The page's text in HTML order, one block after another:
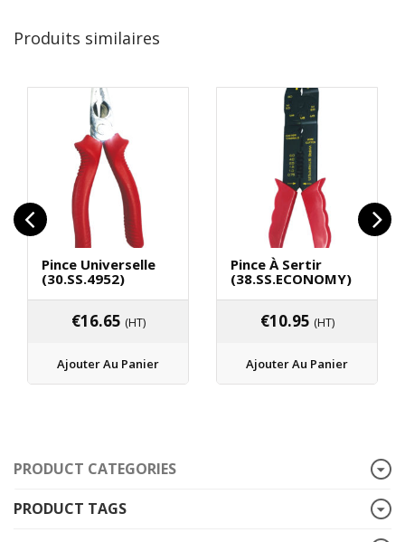
Produits similaires
Pince Universelle
(30.SS.4952)
€16.65 (HT)
Ajouter Au Panier
Pince À Sertir
(38.SS.ECONOMY)
€10.95 (HT)
Ajouter Au Panier
PRODUCT CATEGORIES
PRODUCT TAGS